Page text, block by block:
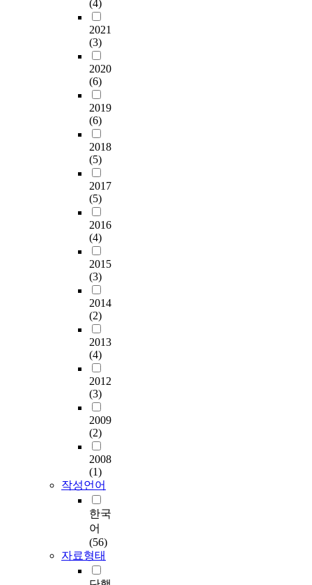
(4)
2021
(3)
2020
(6)
2019
(6)
2018
(5)
2017
(5)
2016
(4)
2015
(3)
2014
(2)
2013
(4)
2012
(3)
2009
(2)
2008
(1)
작성언어
한국
어
(56)
자료형태